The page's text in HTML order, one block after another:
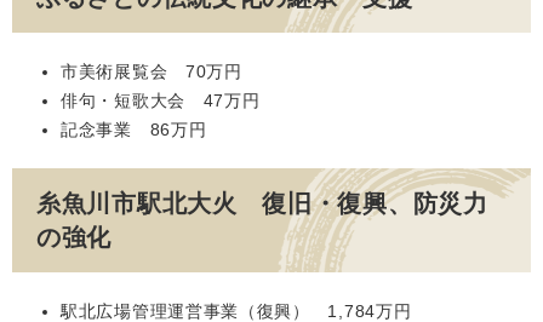
市美術展覧会 70万円
俳句・短歌大会 47万円
記念事業 86万円
糸魚川市駅北大火 復旧・復興、防災力
の強化
駅北広場管理運営事業（復興） 1,784万円